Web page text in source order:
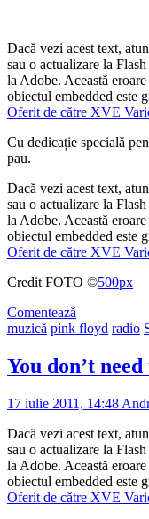
Dacă vezi acest text,
sau o actualizare la Flash
la Adobe. Această
obiectul embedded este
Oferit de către XVE
Cu dedicație specială
pau.
Dacă vezi acest text,
sau o actualizare la Flash
la Adobe. Această
obiectul embedded este
Oferit de către XVE
Credit FOTO ©500px
Comentează
muzică pink floyd radio
You don’t
17 iulie 2011, 14:48
Dacă vezi acest text,
sau o actualizare la Flash
la Adobe. Această
obiectul embedded este
Oferit de către XVE